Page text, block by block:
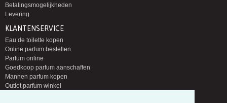
Betalingsmogelijkheden
Levering
KLANTENSERVICE
Eau de toilette kopen
Online parfum bestellen
Parfum online
Goedkoop parfum aanschaffen
Mannen parfum kopen
Outlet parfum winkel